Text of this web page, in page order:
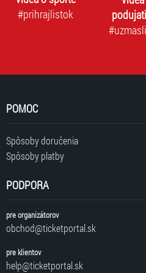
#prihrajlistok
POMOC
Spôsoby doručenia
Spôsoby platby
PODPORA
pre organizátorov
obchod@ticketportal.sk
pre klientov
help@ticketportal.sk